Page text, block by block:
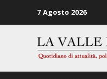
7 Agosto 2026